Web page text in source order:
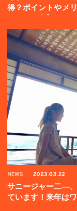
得？ポイントやメ
NEWS 2023.03.22
サニージャー二―
ています！来年は